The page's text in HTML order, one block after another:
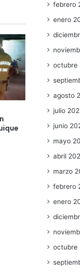
febrero
enero
octubre
agosto
julio
junio
mayo
abril
marzo
febrero
enero
octubre